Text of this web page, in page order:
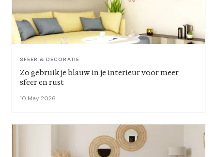
SFEER & DECORATIE
Zo gebruik je blauw in je interieur voor meer
sfeer en rust
10 May 2026